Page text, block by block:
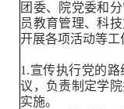
团委、院党委和
员教育管理、科
开展各项活动等工
1.宣传执行党的
议，负责制定学
实施。